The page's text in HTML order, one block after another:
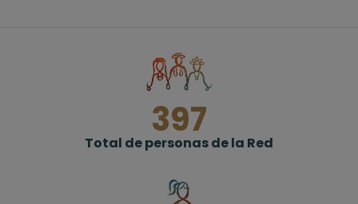
397
Total de personas de la Red